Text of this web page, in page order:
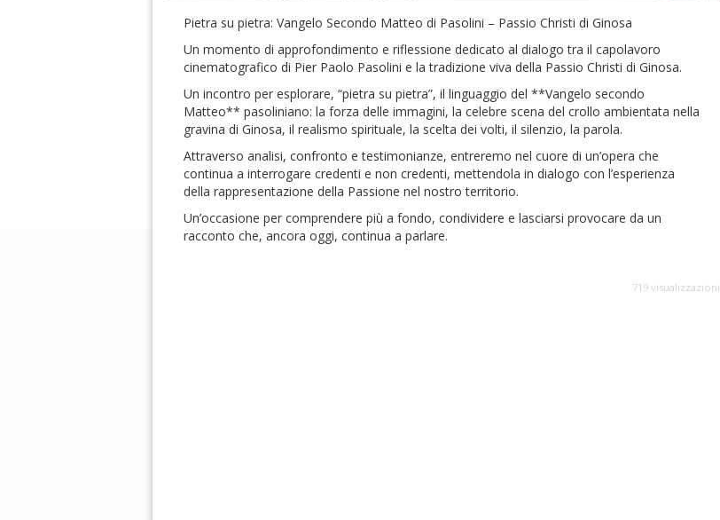
Pietra su pietra: Vangelo Secondo Matteo di Pasolini – Passio Christi di Ginosa
Un momento di approfondimento e riflessione dedicato al dialogo tra il capolavoro
cinematografico di Pier Paolo Pasolini e la tradizione viva della Passio Christi di Ginosa.
Un incontro per esplorare, “pietra su pietra”, il linguaggio del **Vangelo secondo
Matteo** pasoliniano: la forza delle immagini, la celebre scena del crollo ambientata nella
gravina di Ginosa, il realismo spirituale, la scelta dei volti, il silenzio, la parola.
Attraverso analisi, confronto e testimonianze, entreremo nel cuore di un’opera che
continua a interrogare credenti e non credenti, mettendola in dialogo con l’esperienza
della rappresentazione della Passione nel nostro territorio.
Un’occasione per comprendere più a fondo, condividere e lasciarsi provocare da un
racconto che, ancora oggi, continua a parlare.
719 visualizzazioni